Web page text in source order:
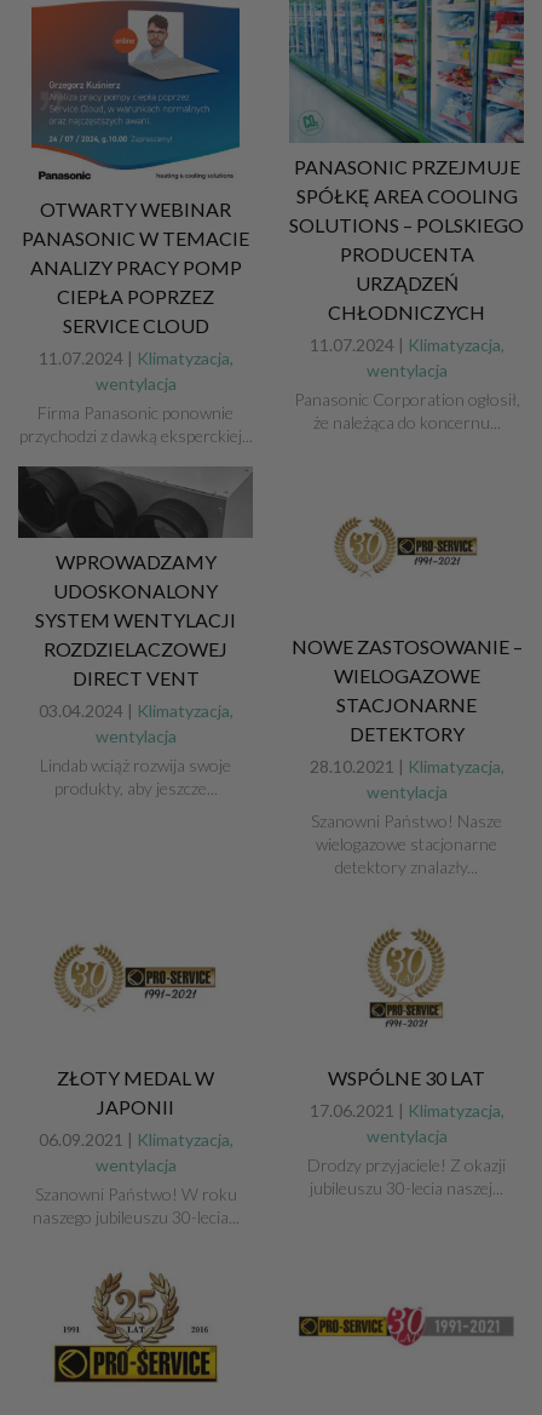
OTWARTY WEBINAR
PANASONIC W TEMACIE
ANALIZY PRACY POMP
CIEPŁA POPRZEZ
SERVICE CLOUD
11.07.2024 | Klimatyzacja,
wentylacja
Firma Panasonic ponownie
przychodzi z dawką eksperckiej...
PANASONIC PRZEJMUJE
SPÓŁKĘ AREA COOLING
SOLUTIONS – POLSKIEGO
PRODUCENTA
URZĄDZEŃ
CHŁODNICZYCH
11.07.2024 | Klimatyzacja,
wentylacja
Panasonic Corporation ogłosił,
że należąca do koncernu...
WPROWADZAMY
UDOSKONALONY
SYSTEM WENTYLACJI
ROZDZIELACZOWEJ
DIRECT VENT
03.04.2024 | Klimatyzacja,
wentylacja
Lindab wciąż rozwija swoje
produkty, aby jeszcze...
NOWE ZASTOSOWANIE –
WIELOGAZOWE
STACJONARNE
DETEKTORY
28.10.2021 | Klimatyzacja,
wentylacja
Szanowni Państwo! Nasze
wielogazowe stacjonarne
detektory znalazły...
ZŁOTY MEDAL W
JAPONII
06.09.2021 | Klimatyzacja,
wentylacja
Szanowni Państwo! W roku
naszego jubileuszu 30-lecia...
WSPÓLNE 30 LAT
17.06.2021 | Klimatyzacja,
wentylacja
Drodzy przyjaciele! Z okazji
jubileuszu 30-lecia naszej...